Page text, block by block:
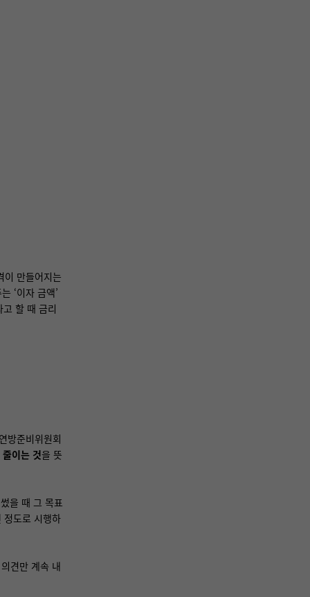
이 만들어지는
‘이자 금액’
고 할 때 금리
방준비위원회
이는 것을 뜻
을 때 그 목표
정도로 시행하
견만 계속 내